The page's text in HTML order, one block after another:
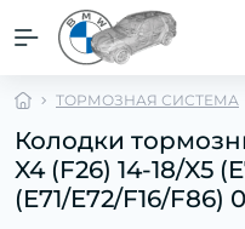
ТОРМОЗНАЯ СИСТЕМА
Колодки
X4 (F26) 14-18/X5
(E71/E72/F16/F86)